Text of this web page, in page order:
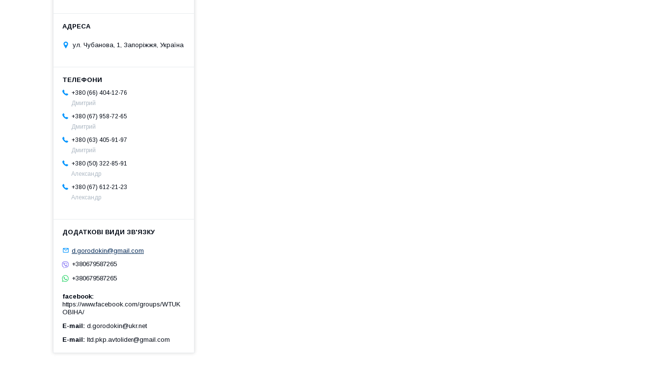
ул. Чубанова, 1, Запоріжжя, Україна
+380 (66) 404-12-76
Дмитрий
+380 (67) 958-72-65
Дмитрий
+380 (63) 405-91-97
Дмитрий
+380 (50) 322-85-91
Александр
+380 (67) 612-21-23
Александр
d.gorodokin@gmail.com
+380679587265
+380679587265
facebook
https://www.facebook.com/groups/WTUK
OBIHA/
E-mail d.gorodokin@ukr.net
E-mail ltd.pkp.avtolider@gmail.com